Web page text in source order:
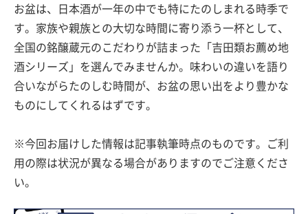
お盆は、日本酒が一年の中でも特にたのしまれる時季で
す。家族や親族との大切な時間に寄り添う一杯として、
全国の銘醸蔵元のこだわりが詰まった「吉田類お薦め地
酒シリーズ」を選んでみませんか。味わいの違いを語り
合いながらたのしむ時間が、お盆の思い出をより豊かな
ものにしてくれるはずです。
※今回お届けした情報は記事執筆時点のものです。ご利
用の際は状況が異なる場合がありますのでご注意くださ
い。